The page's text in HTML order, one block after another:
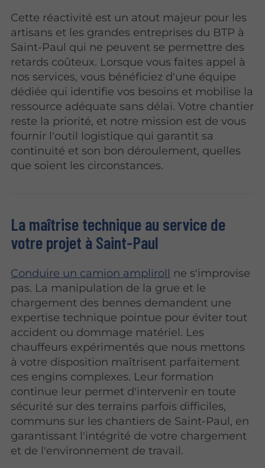
Cette réactivité est un atout majeur pour les
artisans et les grandes entreprises du BTP à
Saint-Paul qui ne peuvent se permettre des
retards coûteux. Lorsque vous faites appel à
nos services, vous bénéficiez d'une équipe
dédiée qui identifie vos besoins et mobilise la
ressource adéquate sans délai. Votre chantier
reste la priorité, et notre mission est de vous
fournir l'outil logistique qui garantit sa
continuité et son bon déroulement, quelles
que soient les circonstances.
La maîtrise technique au service de
votre projet à Saint-Paul
Conduire un camion ampliroll ne s'improvise
pas. La manipulation de la grue et le
chargement des bennes demandent une
expertise technique pointue pour éviter tout
accident ou dommage matériel. Les
chauffeurs expérimentés que nous mettons
à votre disposition maîtrisent parfaitement
ces engins complexes. Leur formation
continue leur permet d'intervenir en toute
sécurité sur des terrains parfois difficiles,
communs sur les chantiers de Saint-Paul, en
garantissant l'intégrité de votre chargement
et de l'environnement de travail.